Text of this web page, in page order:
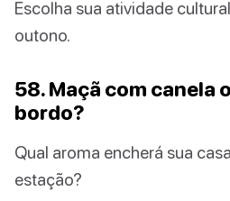
Escolha sua atividade
outono.
58. Maçã com canela
bordo?
Qual aroma encherá sua
estação?